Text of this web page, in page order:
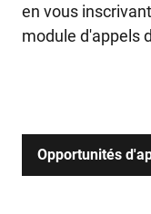
en vous
module d'appels
Opportunités